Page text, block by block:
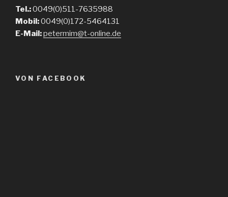
Tel.:0049(0)511-7635988
Mobil:0049(0)172-5464131
E-Mail:petermim@t-online.de
VON FACEBOOK